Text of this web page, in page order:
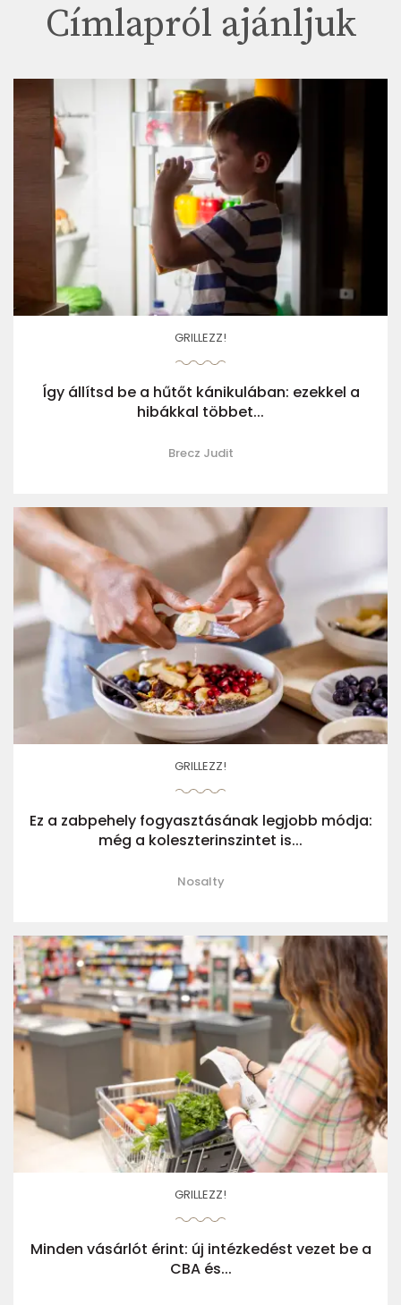
Címlapról ajánljuk
GRILLEZZ!
Így állítsd be a hűtőt kánikulában: ezekkel a
hibákkal többet...
Brecz Judit
GRILLEZZ!
Ez a zabpehely fogyasztásának legjobb módja:
még a koleszterinszintet is...
Nosalty
GRILLEZZ!
Minden vásárlót érint: új intézkedést vezet be a
CBA és...